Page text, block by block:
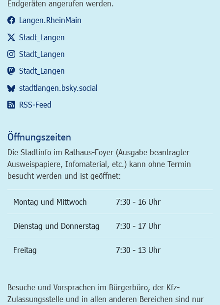
Endgeräten angerufen werden.
Langen.RheinMain
Stadt_Langen
Stadt_Langen
Stadt_Langen
stadtlangen.bsky.social
RSS-Feed
Öffnungszeiten
Die Stadtinfo im Rathaus-Foyer (Ausgabe beantragter
Ausweispapiere, Infomaterial, etc.) kann ohne Termin
besucht werden und ist geöffnet:
Montag und Mittwoch 7:30 - 16 Uhr
Dienstag und Donnerstag 7:30 - 17 Uhr
Freitag 7:30 - 13 Uhr
Besuche und Vorsprachen im Bürgerbüro, der Kfz-
Zulassungsstelle und in allen anderen Bereichen sind nur